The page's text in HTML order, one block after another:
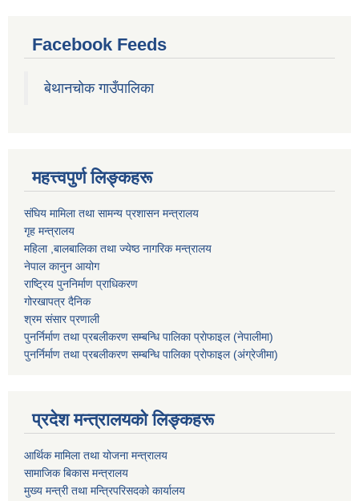
Facebook Feeds
बेथानचोक गाउँपालिका
महत्त्वपुर्ण लिङ्कहरू
संघिय मामिला तथा सामन्य प्रशासन मन्त्रालय
गृह मन्त्रालय
महिला ,बालबालिका तथा ज्येष्ठ नागरिक मन्त्रालय
नेपाल कानुन आयोग
राष्ट्रिय पुननिर्माण प्राधिकरण
गोरखापत्र दैनिक
श्रम संसार प्रणाली
पुनर्निर्माण तथा प्रबलीकरण सम्बन्धि पालिका प्राेफाइल (नेपालीमा)
पुनर्निर्माण तथा प्रबलीकरण सम्बन्धि पालिका प्राेफाइल(अंग्रेजीमा)
प्रदेश मन्त्रालयको लिङ्कहरू
आर्थिक मामिला तथा योजना मन्त्रालय
सामाजिक बिकास मन्त्रालय
मुख्य मन्त्री तथा मन्त्रिपरिसदको कार्यालय